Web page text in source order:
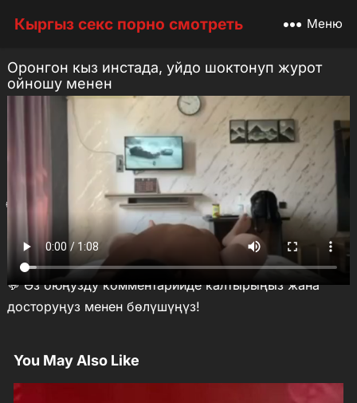
Кыргыз секс порно смотреть Меню
Оронгон кыз инстада, уйдо шоктонуп журот
ойношу менен
16 июня, 2026
Достор, бул видеону сөзсүз көргүлө!
👉 Күндөгө сонун кыздар жана VIP видео Telegram-
каналдан чыгат.
🌐 Москва кыздар үчүн эс алуу:moskvakyz.com
💰 Телефон аркылуу акча иштегиңиз келеби? Кир:
Сигма спорт ставка
💬 Өз оюңузду комментарийде калтырыңыз жана
досторуңуз менен бөлүшүңүз!
You May Also Like